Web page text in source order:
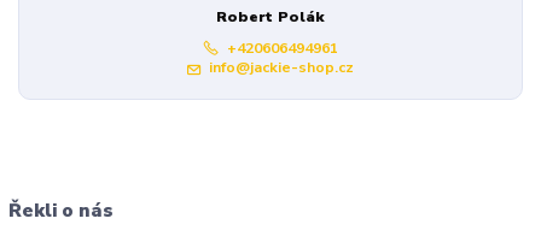
Robert Polák
+420606494961
info@jackie-shop.cz
Řekli o nás